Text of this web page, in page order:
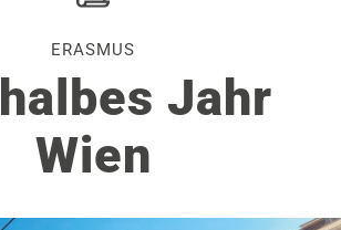
ERASMUS
Jahr
Wien